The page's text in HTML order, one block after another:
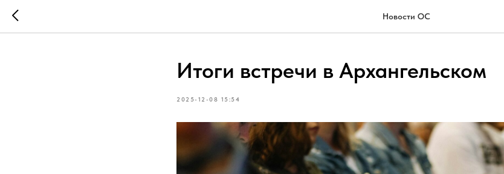
Новости ОС
Итоги встречи в Архангельском
2025-12-08 15:54